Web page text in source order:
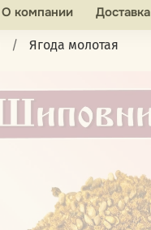
О компании Доставка
Ягода молотая